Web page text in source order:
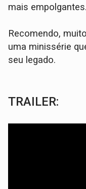
mais empolgantes.
Recomendo,
uma minissérie
seu legado.
TRAILER: